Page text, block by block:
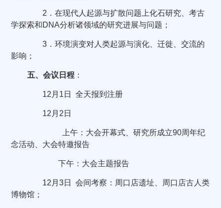
2 ．在现代人起源与扩散问题上化石研究、考古
学探索和DNA分析诸领域的研究进展与问题；
3 ．环境演变对人类起源与演化、迁徙、交流的
影响；
五、 会议日程：
12 月 1 日 全天报到注册
12 月 2 日
上午：大会开幕式、研究所成立90周年纪
念活动、大会特邀报告
下午：大会主题报告
12 月3日
会间考察：周口店遗址、周口店古人类
博物馆；